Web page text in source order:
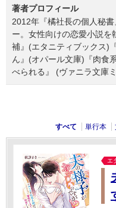
著者プロフィール
2012年『橘社長の個人秘
ー。女性向けの恋愛小説を
補』(エタニティブックス)
ん』(オパール文庫)『肉食
べられる』 (ヴァニラ文庫
すべて 単行本
エ